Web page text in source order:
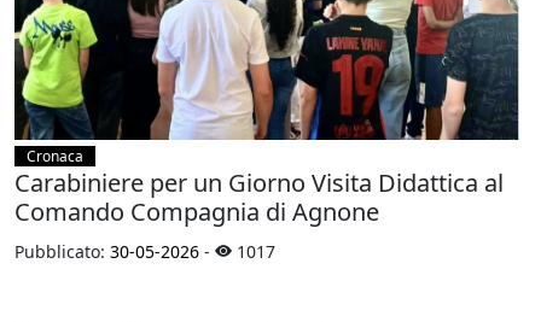
Cronaca
Carabiniere per un Giorno Visita Didattica al
Comando Compagnia di Agnone
Pubblicato: 30-05-2026 - 1017